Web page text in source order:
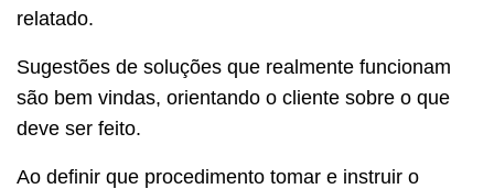
relatado.
Sugestões de soluções que realmente funcionam
são bem vindas, orientando o cliente sobre o que
deve ser feito.
Ao definir que procedimento tomar e instruir o